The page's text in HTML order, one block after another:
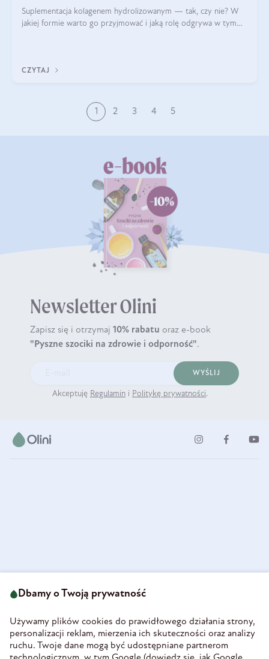
Suplementacja kolagenem hydrolizowanym — tak, czy nie? W
jakiej formie warto go przyjmować i jaką rolę odgrywa w tym
CZYTAJ
1 2 3 4 5
Newsletter Olini
Zapisz się i otrzymaj 10% rabatu oraz e-book
"Pyszne szociki na zdrowie i odporność".
WYŚLIJ
Akceptuję Regulamin i Politykę prywatności.
58-160 Świebodzice
REGON 890213034
INFORMACJE
Dbamy o Twoją prywatność
Używamy plików cookies do prawidłowego działania strony,
personalizacji reklam, mierzenia ich skuteczności oraz analizy
ruchu. Twoje dane mogą być udostępniane partnerom